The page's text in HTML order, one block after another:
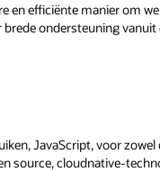
en efficiënte manier om
ondersteuning
JavaScript, voor
source, cloudnative-